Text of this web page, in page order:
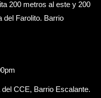
200 metros al este y 200
del Farolito. Barrio
CCE, Barrio Escalante.